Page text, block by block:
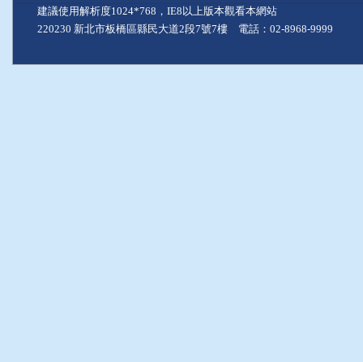
建議使用解析度1024*768，IE8以上版本觀看本網站
220230 新北市板橋區縣民大道2段7號7樓 電話：02-8968-9999